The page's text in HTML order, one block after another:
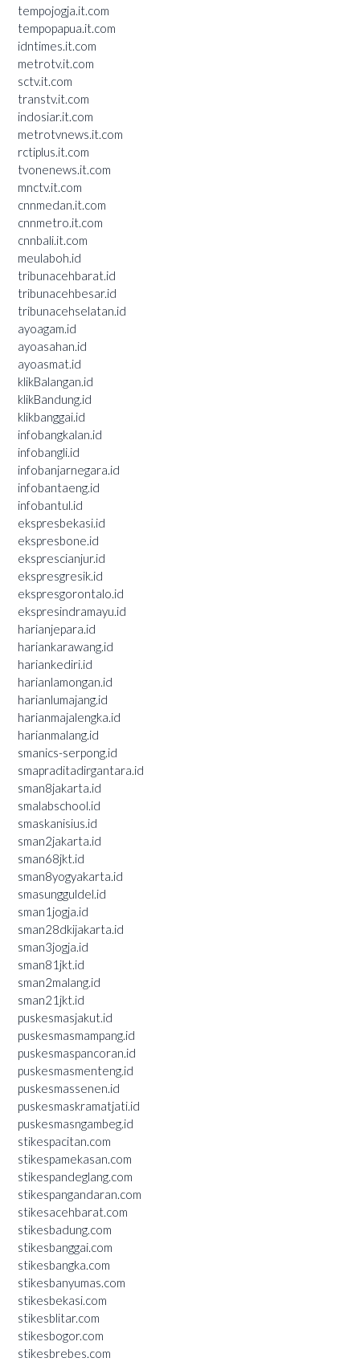
tempojogja.it.com
tempopapua.it.com
idntimes.it.com
metrotv.it.com
sctv.it.com
transtv.it.com
indosiar.it.com
metrotvnews.it.com
rctiplus.it.com
tvonenews.it.com
mnctv.it.com
cnnmedan.it.com
cnnmetro.it.com
cnnbali.it.com
meulaboh.id
tribunacehbarat.id
tribunacehbesar.id
tribunacehselatan.id
ayoagam.id
ayoasahan.id
ayoasmat.id
klikBalangan.id
klikBandung.id
klikbanggai.id
infobangkalan.id
infobangli.id
infobanjarnegara.id
infobantaeng.id
infobantul.id
ekspresbekasi.id
ekspresbone.id
eksprescianjur.id
ekspresgresik.id
ekspresgorontalo.id
ekspresindramayu.id
harianjepara.id
hariankarawang.id
hariankediri.id
harianlamongan.id
harianlumajang.id
harianmajalengka.id
harianmalang.id
smanics-serpong.id
smapraditadirgantara.id
sman8jakarta.id
smalabschool.id
smaskanisius.id
sman2jakarta.id
sman68jkt.id
sman8yogyakarta.id
smasungguldel.id
sman1jogja.id
sman28dkijakarta.id
sman3jogja.id
sman81jkt.id
sman2malang.id
sman21jkt.id
puskesmasjakut.id
puskesmasmampang.id
puskesmaspancoran.id
puskesmasmenteng.id
puskesmassenen.id
puskesmaskramatjati.id
puskesmasngambeg.id
stikespacitan.com
stikespamekasan.com
stikespandeglang.com
stikespangandaran.com
stikesacehbarat.com
stikesbadung.com
stikesbanggai.com
stikesbangka.com
stikesbanyumas.com
stikesbekasi.com
stikesblitar.com
stikesbogor.com
stikesbrebes.com